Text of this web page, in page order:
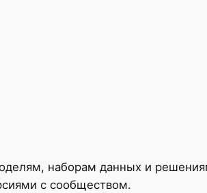
наборам данных и
с сообществом.